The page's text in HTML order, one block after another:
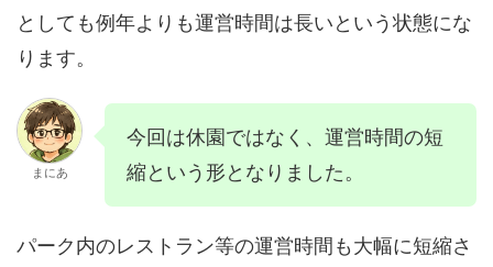
としても例年よりも運営時間は長いという状態にな
ります。
まにあ
今回は休園ではなく、運営時間の短
縮という形となりました。
パーク内のレストラン等の運営時間も大幅に短縮さ